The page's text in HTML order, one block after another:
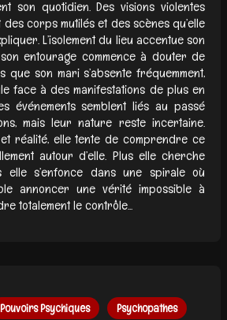
son quotidien. Des visions violentes
corps mutilés et des scènes qu’elle
L’isolement du lieu accentue son
entourage commence à douter de
que son mari s’absente fréquemment,
face à des manifestations de plus en
événements semblent liés au passé
mais leur nature reste incertaine.
réalité, elle tente de comprendre ce
autour d’elle. Plus elle cherche
elle s’enfonce dans une spirale où
annoncer une vérité impossible à
totalement le contrôle...
Pouvoirs Psychiques Psychopathes